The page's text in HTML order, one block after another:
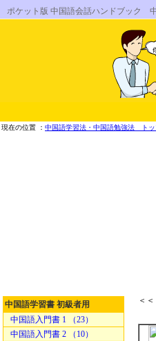
ポケット版 中国語会話ハンドブッ
現在の位置 ： 中国語学習法・中国語勉強法 トッ
中国語学習書 初級者用
中国語入門書 1 （23）
中国語入門書 2 （10）
＜＜